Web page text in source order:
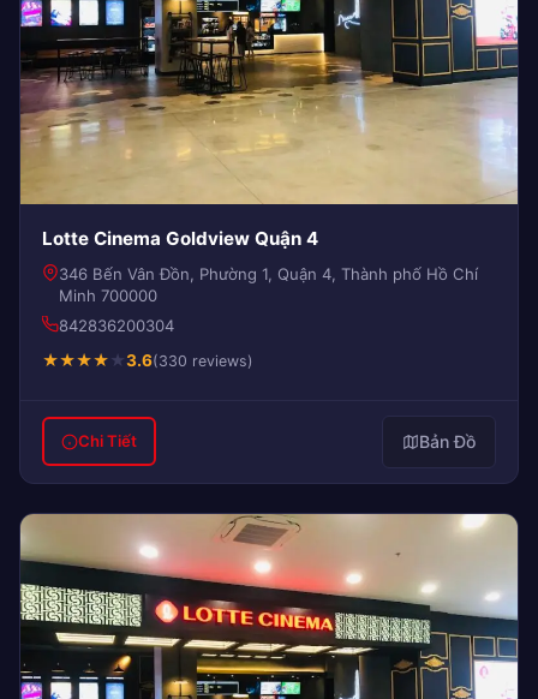
Lotte Cinema Goldview Quận 4
346 Bến Vân Đồn, Phường 1, Quận 4, Thành phố Hồ Chí
Minh 700000
842836200304
★★★★★3.6(330 reviews)
Chi Tiết Bản Đồ